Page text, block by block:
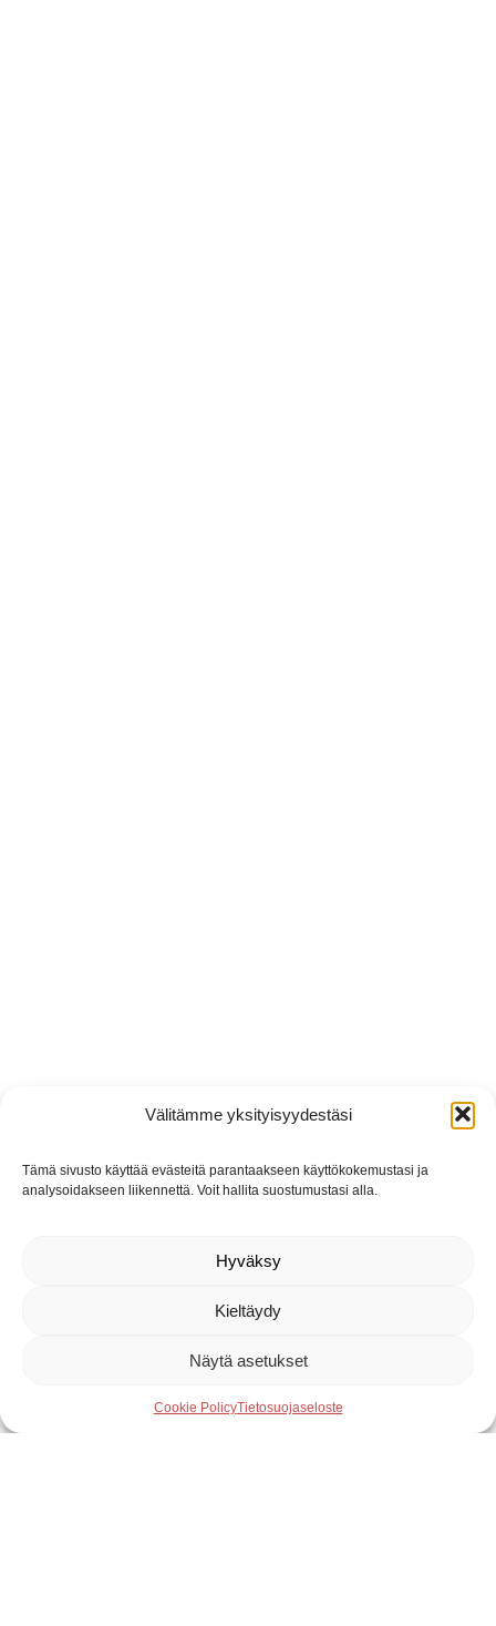
Välitämme yksityisyydestäsi
Tämä sivusto käyttää evästeitä parantaakseen käyttökokemustasi ja
analysoidakseen liikennettä. Voit hallita suostumustasi alla.
Hyväksy
Kieltäydy
Näytä asetukset
Cookie PolicyTietosuojaseloste